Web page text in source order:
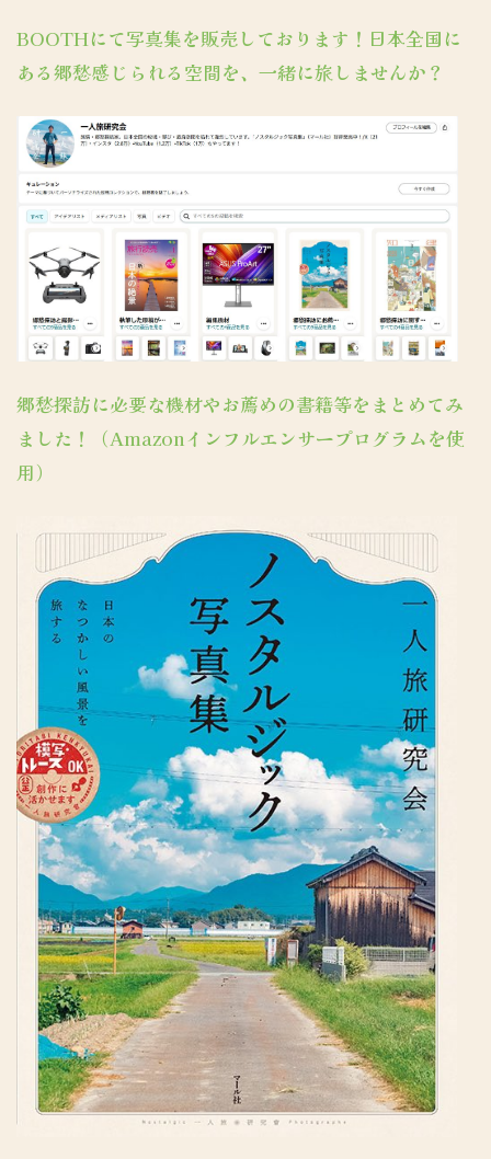
BOOTHにて写真集を販売しております！日本全国に
ある郷愁感じられる空間を、一緒に旅しませんか？
郷愁探訪に必要な機材やお薦めの書籍等をまとめてみ
ました！（Amazonインフルエンサープログラムを使
用）